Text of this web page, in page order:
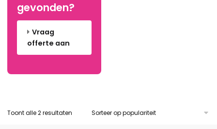
productpagina
gevonden?
Vraag
offerte aan
Toont alle 2 resultaten Gesorteerd